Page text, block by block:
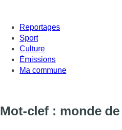
Reportages
Sport
Culture
Émissions
Ma commune
Mot-clef : monde de